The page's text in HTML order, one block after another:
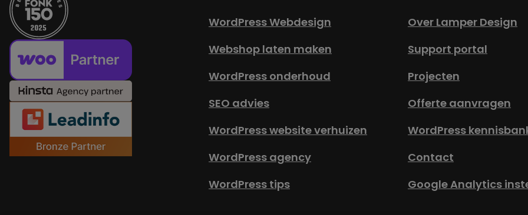
WordPress Webdesign
Webshop laten maken
WordPress onderhoud
SEO advies
WordPress website verhuizen
WordPress agency
WordPress tips
Over Lamper Design
Support portal
Projecten
Offerte aanvragen
WordPress
Contact
Google Analytics